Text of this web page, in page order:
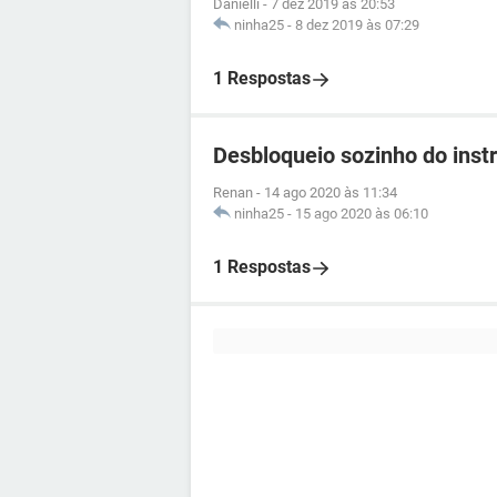
Danielli - 7 dez 2019 às 20:53
ninha25 - 8 dez 2019 às 07:29
1 Respostas
Desbloqueio sozinho do
Renan - 14 ago 2020 às 11:34
ninha25 - 15 ago 2020 às 06:10
1 Respostas